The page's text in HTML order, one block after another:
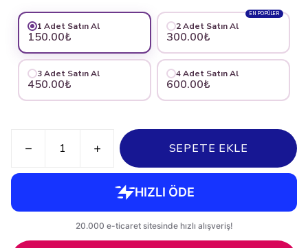
1 Adet Satın Al
150.00₺
EN POPÜLER
2 Adet Satın Al
300.00₺
3 Adet Satın Al
450.00₺
4 Adet Satın Al
600.00₺
SEPETE EKLE